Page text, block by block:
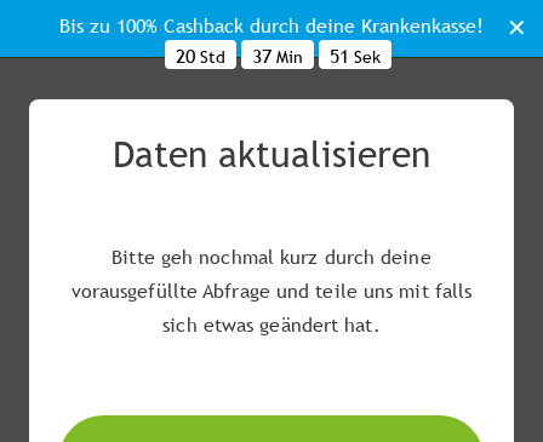
Daten aktualisieren
Bitte geh nochmal kurz durch deine
vorausgefüllte Abfrage und teile uns mit falls
sich etwas geändert hat.
Bis zu 100% Cashback durch deine Krankenkasse!
20Std 37Min 50 Sek